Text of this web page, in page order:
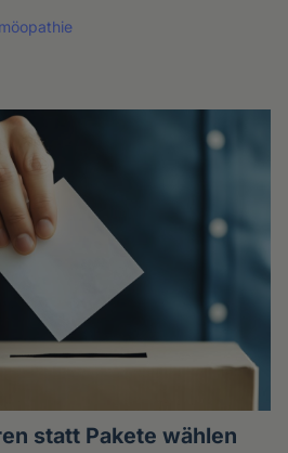
statt Pakete wählen